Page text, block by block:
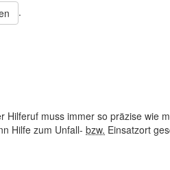
.
Hilferuf muss immer so präzise wie
Hilfe zum Unfall- bzw. Einsatzort